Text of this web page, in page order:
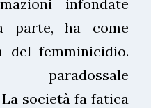
infondate
parte, ha come
femminicidio.
società fa fatica